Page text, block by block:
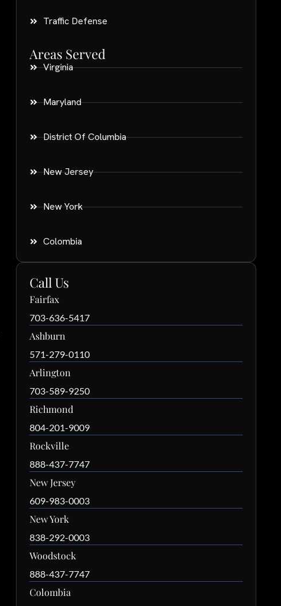
Traffic Defense
Areas Served
Virginia
Maryland
District Of Columbia
New Jersey
New York
Colombia
Call Us
Fairfax
703-636-5417
Ashburn
571-279-0110
Arlington
703-589-9250
Richmond
804-201-9009
Rockville
888-437-7747
New Jersey
609-983-0003
New York
838-292-0003
Woodstock
888-437-7747
Colombia